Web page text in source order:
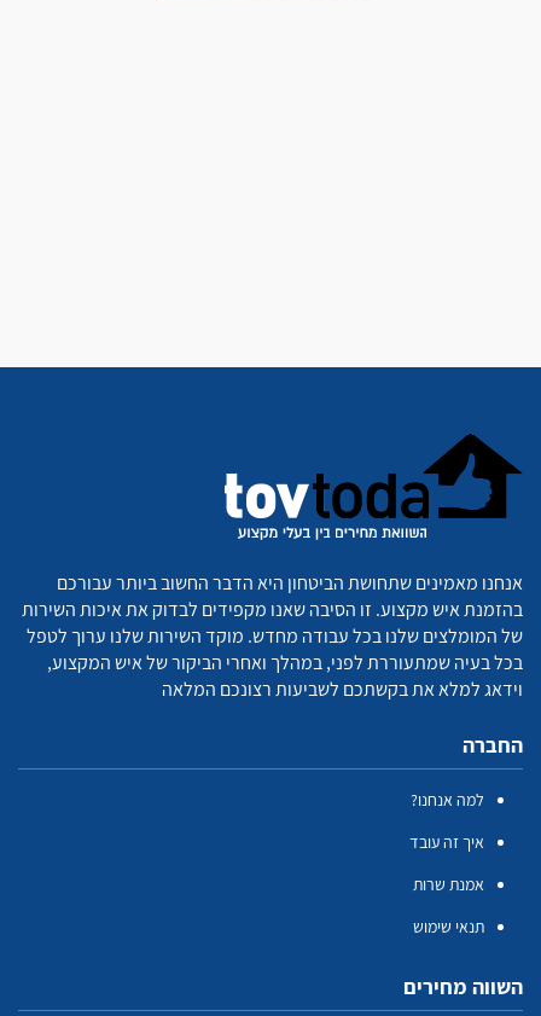
אנחנו מאמינים שתחושת הביטחון היא הדבר החשוב ביותר עבורכם
בהזמנת איש מקצוע. זו הסיבה שאנו מקפידים לבדוק את איכות השירות
של המומלצים שלנו בכל עבודה מחדש. מוקד השירות שלנו ערוך לטפל
בכל בעיה שמתעוררת לפני, במהלך ואחרי הביקור של איש המקצוע,
וידאג למלא את בקשתכם לשביעות רצונכם המלאה
החברה
למה אנחנו?
איך זה עובד
אמנת שרות
תנאי שימוש
השווה מחירים